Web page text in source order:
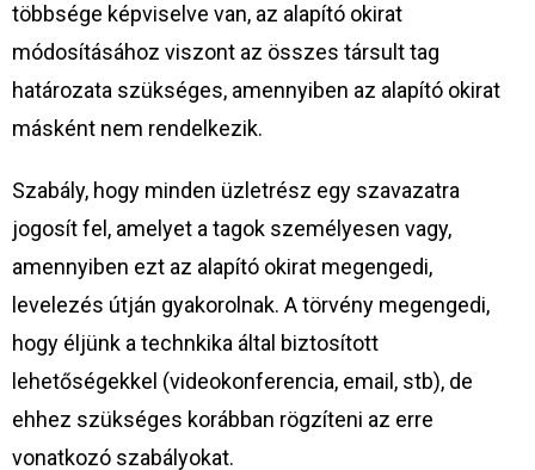
többsége képviselve van, az alapító okirat
módosításához viszont az összes társult tag
határozata szükséges, amennyiben az alapító okirat
másként nem rendelkezik.
Szabály, hogy minden üzletrész egy szavazatra
jogosít fel, amelyet a tagok személyesen vagy,
amennyiben ezt az alapító okirat megengedi,
levelezés útján gyakorolnak. A törvény megengedi,
hogy éljünk a technkika által biztosított
lehetőségekkel (videokonferencia, email, stb), de
ehhez szükséges korábban rögzíteni az erre
vonatkozó szabályokat.